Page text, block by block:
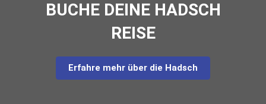
BUCHE DEINE HADSCH
REISE
Erfahre mehr über die Hadsch